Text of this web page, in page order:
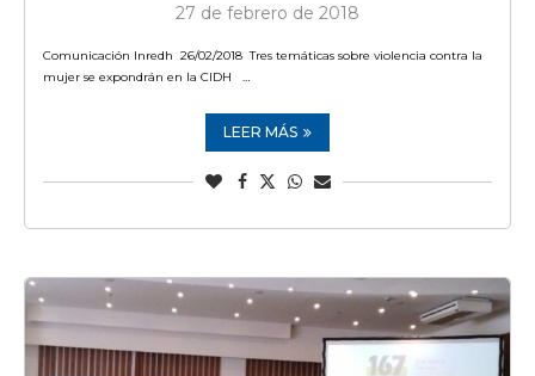
27 de febrero de 2018
Comunicación Inredh 26/02/2018 Tres temáticas sobre violencia contra la
mujer se expondrán en la CIDH …
LEER MÁS